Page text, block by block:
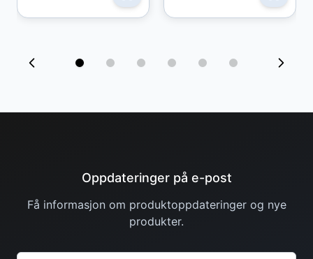
Oppdateringer på e-post
Få informasjon om produktoppdateringer og nye
produkter.